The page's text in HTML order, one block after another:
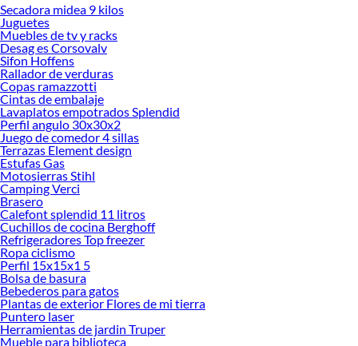
Secadora midea 9 kilos
Juguetes
Muebles de tv y racks
Desag es Corsovalv
Sifon Hoffens
Rallador de verduras
Copas ramazzotti
Cintas de embalaje
Lavaplatos empotrados Splendid
Perfil angulo 30x30x2
Juego de comedor 4 sillas
Terrazas Element design
Estufas Gas
Motosierras Stihl
Camping Verci
Brasero
Calefont splendid 11 litros
Cuchillos de cocina Berghoff
Refrigeradores Top freezer
Ropa ciclismo
Perfil 15x15x1 5
Bolsa de basura
Bebederos para gatos
Plantas de exterior Flores de mi tierra
Puntero laser
Herramientas de jardin Truper
Mueble para biblioteca